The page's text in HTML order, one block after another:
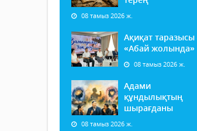
08 тамыз 2026 ж.
Ақиқат таразысы
«Абай жолында»
08 тамыз 2026 ж.
Адами
құндылықтың
шырағданы
08 тамыз 2026 ж.